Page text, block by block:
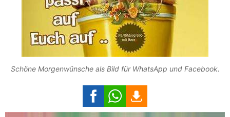
Schöne Morgenwünsche als Bild für WhatsApp und Facebook.